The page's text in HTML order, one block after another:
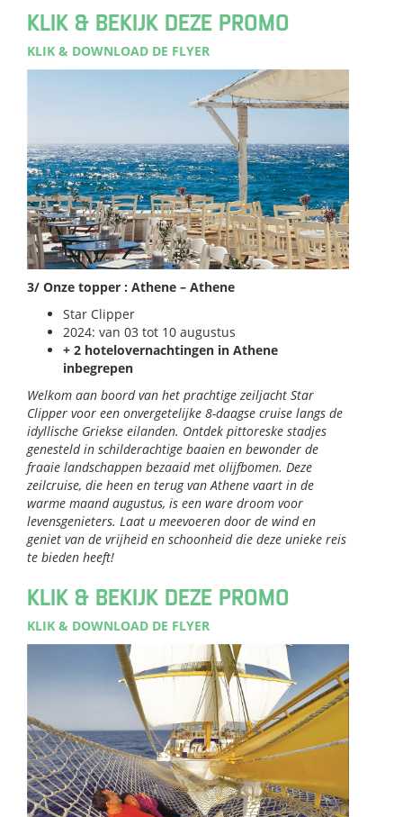
KLIK & BEKIJK DEZE PROMO
KLIK & DOWNLOAD DE FLYER
3/ Onze topper : Athene – Athene
Star Clipper
2024: van 03 tot 10 augustus
+ 2 hotelovernachtingen in Athene
inbegrepen
Welkom aan boord van het prachtige zeiljacht Star
Clipper voor een onvergetelijke 8-daagse cruise langs de
idyllische Griekse eilanden. Ontdek pittoreske stadjes
genesteld in schilderachtige baaien en bewonder de
fraaie landschappen bezaaid met olijfbomen. Deze
zeilcruise, die heen en terug van Athene vaart in de
warme maand augustus, is een ware droom voor
levensgenieters. Laat u meevoeren door de wind en
geniet van de vrijheid en schoonheid die deze unieke reis
te bieden heeft!
KLIK & BEKIJK DEZE PROMO
KLIK & DOWNLOAD DE FLYER